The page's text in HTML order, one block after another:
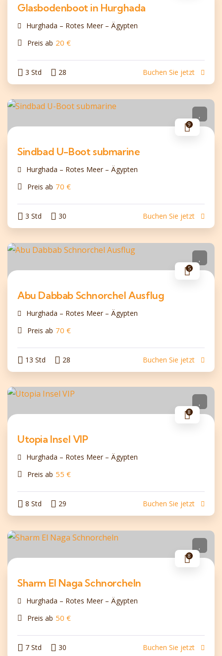
Glasbodenboot in Hurghada
Hurghada – Rotes Meer – Ägypten
Preis ab 20 €
3 Std 28 Buchen Sie jetzt
9
Sindbad U-Boot submarine
Hurghada – Rotes Meer – Ägypten
Preis ab 70 €
3 Std 30 Buchen Sie jetzt
5
Abu Dabbab Schnorchel Ausflug
Hurghada – Rotes Meer – Ägypten
Preis ab 70 €
13 Std 28 Buchen Sie jetzt
8
Utopia Insel VIP
Hurghada – Rotes Meer – Ägypten
Preis ab 55 €
8 Std 29 Buchen Sie jetzt
8
Sharm El Naga Schnorcheln
Hurghada – Rotes Meer – Ägypten
Preis ab 50 €
7 Std 30 Buchen Sie jetzt